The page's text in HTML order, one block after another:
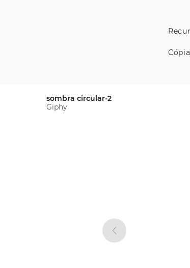
sombra circular-2
Giphy